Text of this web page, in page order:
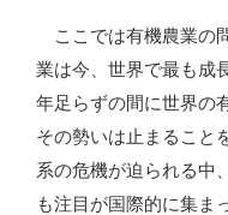
ここでは有機農業の
業は今、世界で最も成
年足らずの間に世界の
その勢いは止まること
系の危機が迫られる中
も注目が国際的に集ま